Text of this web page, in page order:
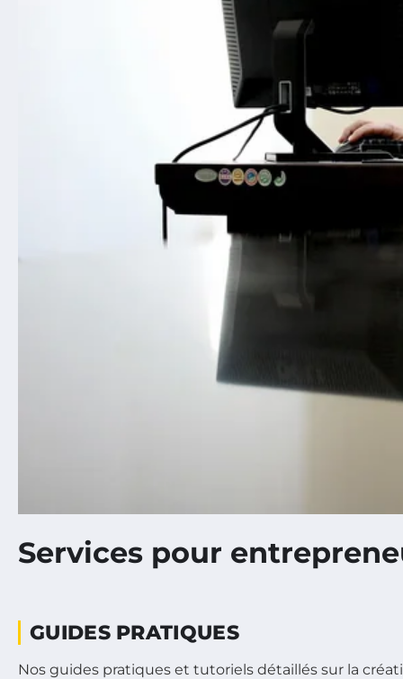
Services pour
GUIDES PRATIQUES
Nos guides pratiques et tutoriels détaillés sur la